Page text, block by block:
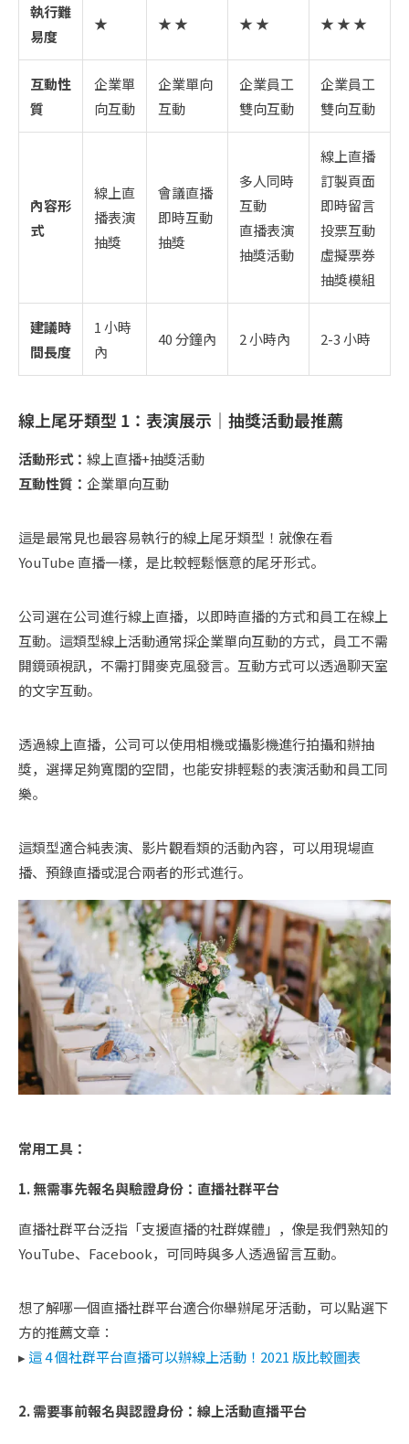
執行難
易度
★ ★ ★ ★ ★ ★ ★ ★
互動性
質
企業單
向互動
企業單向
互動
企業員工
雙向互動
企業員工
雙向互動
內容形
式
線上直
播表演
抽獎
會議直播
即時互動
抽獎
多人同時
互動
直播表演
抽獎活動
線上直播
訂製頁面
即時留言
投票互動
虛擬票券
抽獎模組
建議時
間長度
1 小時
內
40 分鐘內 2 小時內 2-3 小時
線上尾牙類型 1：表演展示｜抽獎活動最推薦
活動形式： 線上直播+抽獎活動
互動性質： 企業單向互動
這是最常見也最容易執行的線上尾牙類型！就像在看
YouTube 直播一樣，是比較輕鬆愜意的尾牙形式。
公司選在公司進行線上直播，以即時直播的方式和員工在線上
互動。這類型線上活動通常採企業單向互動的方式，員工不需
開鏡頭視訊，不需打開麥克風發言。互動方式可以透過聊天室
的文字互動。
透過線上直播，公司可以使用相機或攝影機進行拍攝和辦抽
獎，選擇足夠寬闊的空間，也能安排輕鬆的表演活動和員工同
樂。
這類型適合純表演、影片觀看類的活動內容，可以用現場直
播、預錄直播或混合兩者的形式進行。
常用工具：
1. 無需事先報名與驗證身份：直播社群平台
直播社群平台泛指「支援直播的社群媒體」，像是我們熟知的
YouTube、Facebook，可同時與多人透過留言互動。
想了解哪一個直播社群平台適合你舉辦尾牙活動，可以點選下
方的推薦文章：
▸ 這 4 個社群平台直播可以辦線上活動！2021 版比較圖表
2. 需要事前報名與認證身份：線上活動直播平台